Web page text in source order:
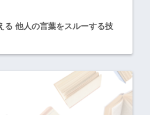
る 他人の言葉をスルーする技